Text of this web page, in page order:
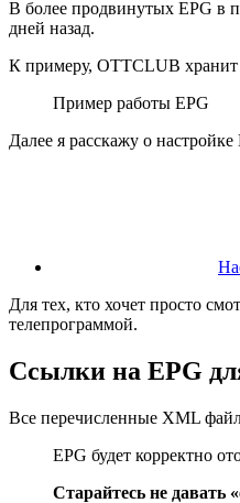
В более продвинутых EPG в
дней назад.
К примеру, OTTCLUB
Пример работы EPG
Далее я расскажу о
Для тех, кто хочет просто
телепрограммой.
Ссылки на EPG
Все перечисленные XML
EPG будет корректно
Старайтесь не давать